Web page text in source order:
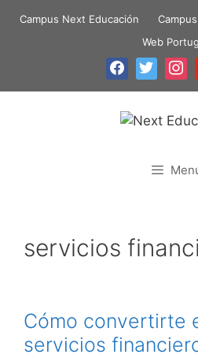
Campus Next Educación
Web
servicios
Cómo convertirte
servicios